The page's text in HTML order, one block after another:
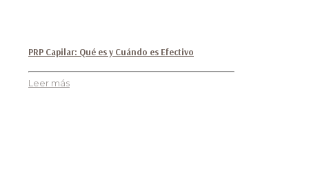
PRP Capilar: Qué es y Cuándo es Efectivo
Leer más